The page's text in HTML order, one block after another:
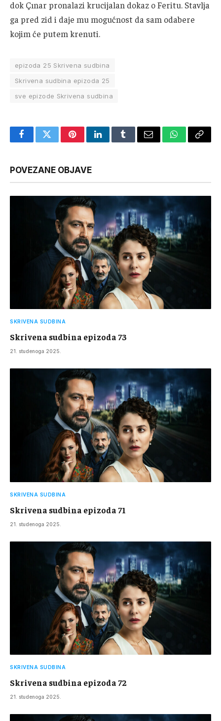
dok Çınar pronalazi krucijalan dokaz o Feritu. Stavlja
ga pred zid i daje mu mogućnost da sam odabere
kojim će putem krenuti.
epizoda 25 Skrivena sudbina
Skrivena sudbina epizoda 25
sve epizode Skrivena sudbina
FacebookTwitterPinterestLinkedInTumblrEmail WhatsApp
Copy
POVEZANE OBJAVE
SKRIVENA SUDBINA
Skrivena sudbina epizoda 73
21. studenoga 2025.
SKRIVENA SUDBINA
Skrivena sudbina epizoda 71
21. studenoga 2025.
SKRIVENA SUDBINA
Skrivena sudbina epizoda 72
21. studenoga 2025.